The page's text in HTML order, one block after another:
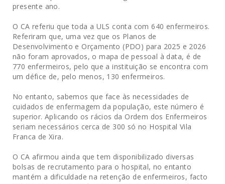
presente ano.
O CA referiu que toda a ULS conta com 640 enfermeiros.
Referiram que, uma vez que os Planos de
Desenvolvimento e Orçamento (PDO) para 2025 e 2026
não foram aprovados, o mapa de pessoal à data, é de
770 enfermeiros, pelo que a instituição se encontra com
um défice de, pelo menos, 130 enfermeiros.
No entanto, sabemos que face às necessidades de
cuidados de enfermagem da população, este número é
superior. Aplicando os rácios da Ordem dos Enfermeiros
seriam necessários cerca de 300 só no Hospital Vila
Franca de Xira.
O CA afirmou ainda que tem disponibilizado diversas
bolsas de recrutamento para o hospital, no entanto
mantém a dificuldade na retenção de enfermeiros, facto